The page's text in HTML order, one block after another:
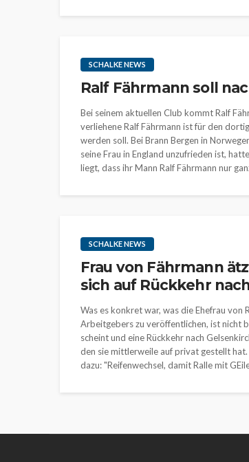
SCHALKE NEWS
Ralf Fährmann soll
Bei seinem aktuellen Club kommt Ralf
verliehene Ralf Fährmann ist für den
werden soll. Bei Brann Bergen in
seine Frau in England unzufrieden ist,
liegt, dass ihr Mann Ralf Fährmann nur
SCHALKE NEWS
Frau von Fährmann
sich auf Rückkehr
Was es konkret war, was die Ehefrau von
Arbeitgebers zu veröffentlichen, ist nicht
scheint und eine Rückkehr nach
den sie mittlerweile auf privat gestellt
dazu: "Reifenwechsel, damit Ralle mit